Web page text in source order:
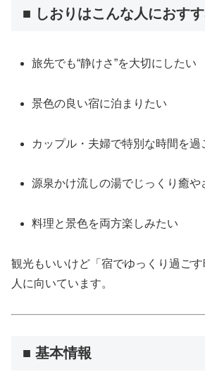
■ しおりはこんな人におす
旅先でも“静けさ”を大切にしたい
景色の良い宿に泊まりたい
カップル・夫婦で特別な時間を過
源泉かけ流しの湯でじっくり癒や
料理と景色を両方楽しみたい
観光もいいけど「宿でゆっくり過ご
人に向いています。
■ 基本情報